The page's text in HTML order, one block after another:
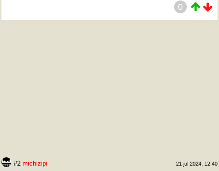
0
#2 michizipi 21 jul 2024, 12:40